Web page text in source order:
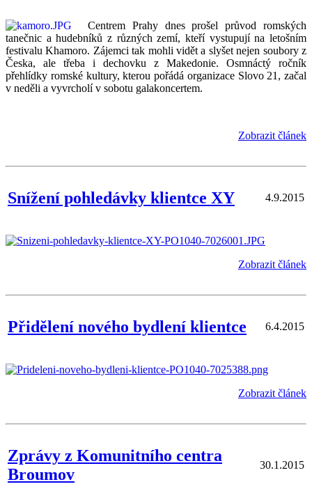
Centrem Prahy dnes prošel průvod romských
tanečnic a hudebníků z různých zemí, kteří vystupují na letošním
festivalu Khamoro. Zájemci tak mohli vidět a slyšet nejen soubory z
Česka, ale třeba i dechovku z Makedonie. Osmnáctý ročník
přehlídky romské kultury, kterou pořádá organizace Slovo 21, začal
v neděli a vyvrcholí v sobotu galakoncertem.
Zobrazit článek
Snížení pohledávky klientce XY 4.9.2015
Zobrazit článek
Přidělení nového bydlení klientce 6.4.2015
Zobrazit článek
Zprávy z Komunitního centra
Broumov
30.1.2015